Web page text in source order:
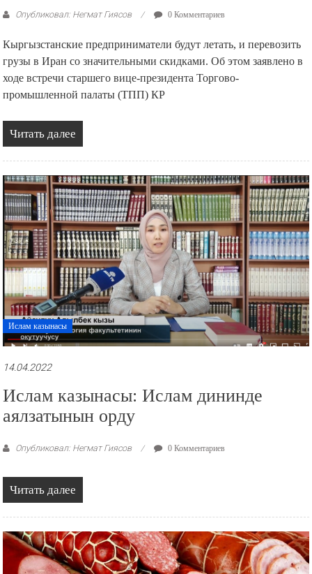
Опубликовал: Негмат Гиясов 0 Комментариев
Кыргызстанские предприниматели будут летать, и перевозить
грузы в Иран со значительными скидками. Об этом заявлено в
ходе встречи старшего вице-президента Торгово-
промышленной палаты (ТПП) КР
Читать далее
Ислам казынасы
14.04.2022
Ислам казынасы: Ислам дининде
аялзатынын орду
Опубликовал: Негмат Гиясов 0 Комментариев
Читать далее